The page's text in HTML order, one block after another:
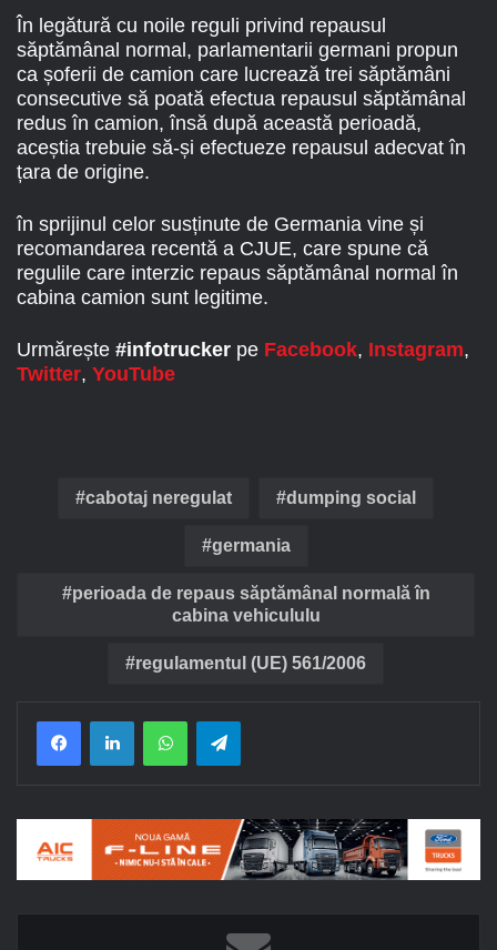
În legătură cu noile reguli privind repausul
săptămânal normal, parlamentarii germani propun
ca șoferii de camion care lucrează trei săptămâni
consecutive să poată efectua repausul săptămânal
redus în camion, însă după această perioadă,
aceștia trebuie să-și efectueze repausul adecvat în
țara de origine.
în sprijinul celor susținute de Germania vine și
recomandarea recentă a CJUE, care spune că
regulile care interzic repaus săptămânal normal în
cabina camion sunt legitime.
Urmărește #infotrucker pe Facebook, Instagram,
Twitter, YouTube
cabotaj neregulat dumping social
germania
perioada de repaus săptămânal normală în
cabina vehicululu
regulamentul (UE) 561/2006